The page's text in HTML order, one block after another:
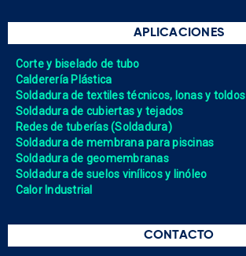
APLICACIONES
Corte y biselado de tubo
Calderería Plástica
Soldadura de textiles técnicos, lonas y toldos
Soldadura de cubiertas y tejados
Redes de tuberías (Soldadura)
Soldadura de membrana para piscinas
Soldadura de geomembranas
Soldadura de suelos vinílicos y linóleo
Calor Industrial
CONTACTO